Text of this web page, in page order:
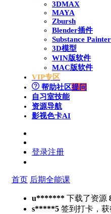
3DMAX
MAYA
Zbursh
Blender插件
Substance Painter
3D模型
WIN版软件
MAC版软件
VIP专区
帮助社区提问
自习室技能
资源导航
影视色卡AI
登录注册
首页 后期全能课
u******* 下载了资源
s*****5 签到打卡，